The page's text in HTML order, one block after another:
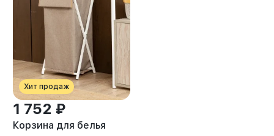
Хит продаж
1 752 ₽
Корзина для белья